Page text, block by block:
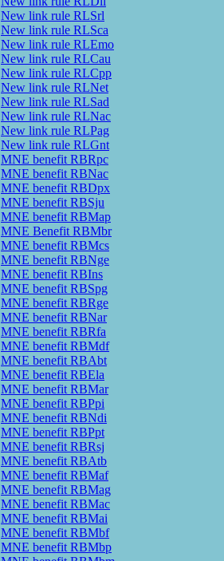
New link rule RLSrl
New link rule RLSca
New link rule RLEmo
New link rule RLCau
New link rule RLCpp
New link rule RLNet
New link rule RLSad
New link rule RLNac
New link rule RLPag
New link rule RLGnt
MNE benefit RBRpc
MNE benefit RBNac
MNE benefit RBDpx
MNE benefit RBSju
MNE benefit RBMap
MNE Benefit RBMbr
MNE benefit RBMcs
MNE benefit RBNge
MNE benefit RBIns
MNE benefit RBSpg
MNE benefit RBRge
MNE benefit RBNar
MNE benefit RBRfa
MNE benefit RBMdf
MNE benefit RBAbt
MNE benefit RBEla
MNE benefit RBMar
MNE benefit RBPpi
MNE benefit RBNdi
MNE benefit RBPpt
MNE benefit RBRsj
MNE benefit RBAtb
MNE benefit RBMaf
MNE benefit RBMag
MNE benefit RBMac
MNE benefit RBMai
MNE benefit RBMbf
MNE benefit RBMbp